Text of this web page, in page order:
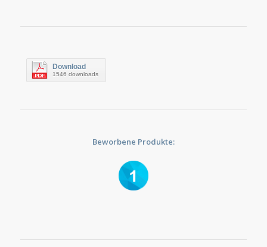
Download
1546 downloads
Beworbene Produkte: